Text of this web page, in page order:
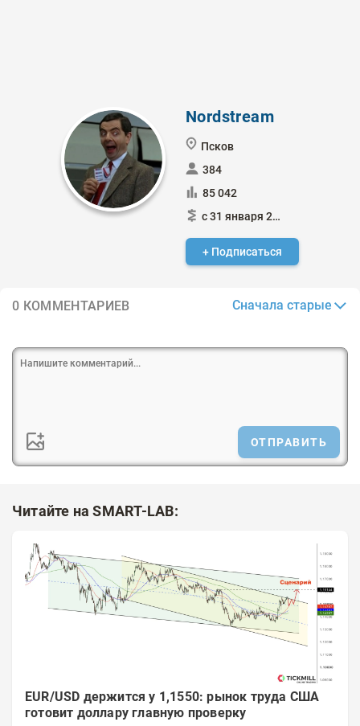
Nordstream
Псков
384
85 042
с 31 января 2015
+ Подписаться
0 КОММЕНТАРИЕВ Сначала старые
ОТПРАВИТЬ
Читайте на SMART-LAB:
EUR/USD держится у 1,1550: рынок труда США
готовит доллару главную проверку